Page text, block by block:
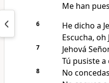
Me han
6
He dicho a
Escucha,
7
Jehová
Tú pusiste
8
No